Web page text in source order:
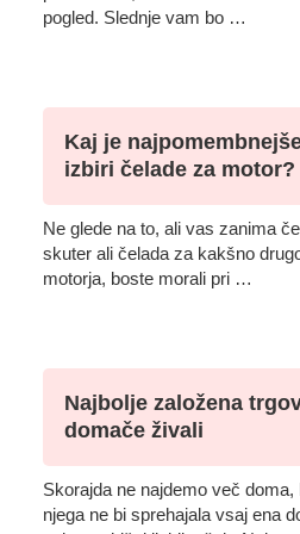
pogled. Slednje vam bo …
Kaj je
izbiri čelade za motor?
Ne glede na to, ali vas zanima
skuter ali čelada za kakšno
motorja, boste morali pri …
Najbolje založena
domače živali
Skorajda ne najdemo več
njega ne bi sprehajala vsaj ena